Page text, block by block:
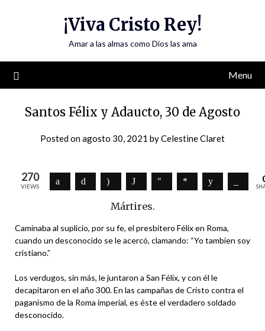
¡Viva Cristo Rey!
Amar a las almas como Dios las ama
Menu
Santos Félix y Adaucto, 30 de Agosto
Posted onagosto 30, 2021 byCelestine Claret
270
VIEWS
Mártires.
Caminaba al suplicio, por su fe, el presbitero Félix en Roma,
cuando un desconocido se le acercó, clamando: “Yo tambien soy
cristiano.”
Los verdugos, sin más, le juntaron a San Félix, y con él le
decapitaron en el año 300. En las campañas de Cristo contra el
paganismo de la Roma imperial, es éste el verdadero soldado
desconocido.